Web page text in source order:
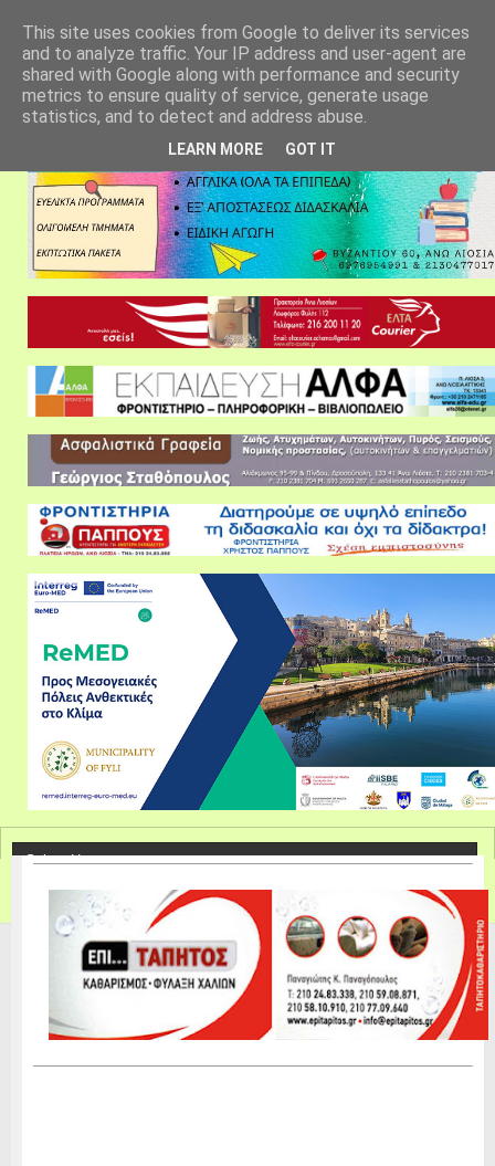
This site uses cookies from Google to deliver its services
and to analyze traffic. Your IP address and user-agent are
shared with Google along with performance and security
metrics to ensure quality of service, generate usage
statistics, and to detect and address abuse.
LEARN MORE GOT IT